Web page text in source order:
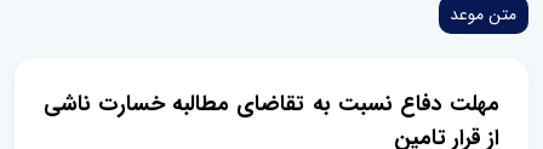
متن موعد
مهلت دفاع نسبت به تقاضای مطالبه خسارت ناشی
از قرار تامین